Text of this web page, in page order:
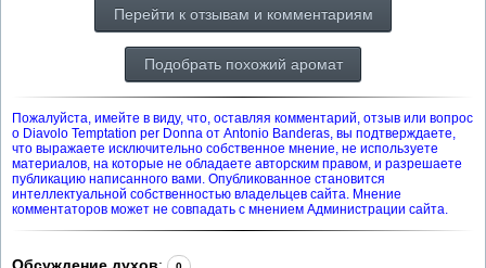
Перейти к отзывам и комментариям
Подобрать похожий аромат
Пожалуйста, имейте в виду, что, оставляя комментарий, отзыв или вопрос
о Diavolo Temptation per Donna от Antonio Banderas, вы подтверждаете,
что выражаете исключительно собственное мнение, не используете
материалов, на которые не обладаете авторским правом, и разрешаете
публикацию написанного вами. Опубликованное становится
интеллектуальной собственностью владельцев сайта. Мнение
комментаторов может не совпадать с мнением Администрации сайта.
Обсуждение духов: